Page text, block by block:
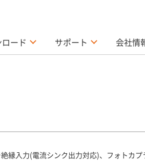
ード サポート 会社情
縁入力(電流シンク出力対応)、フォトカ